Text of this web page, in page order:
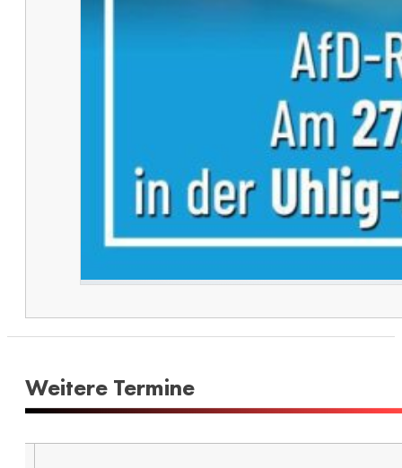
Weitere Termine​